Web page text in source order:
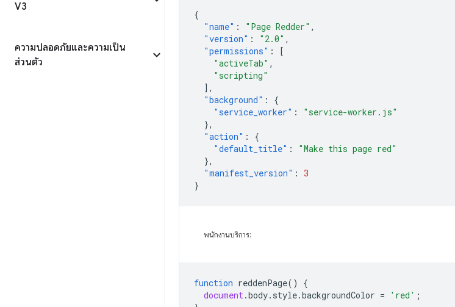
V3
ความปลอดภัยและความเป็น
ส่วนตัว
{
"name" : "Page Redder" ,
"version" : "2.0" ,
"permissions" :
[
"activeTab" ,
"scripting"
],
"background" :
{
"service_worker" :
"service-worker.js"
},
"action" :
{
"default_title" :
"Make this page red"
},
"manifest_version" : 3
}
พนักงานบริการ:
function reddenPage()
{
document.body. style.backgroundColor = 'red' ;